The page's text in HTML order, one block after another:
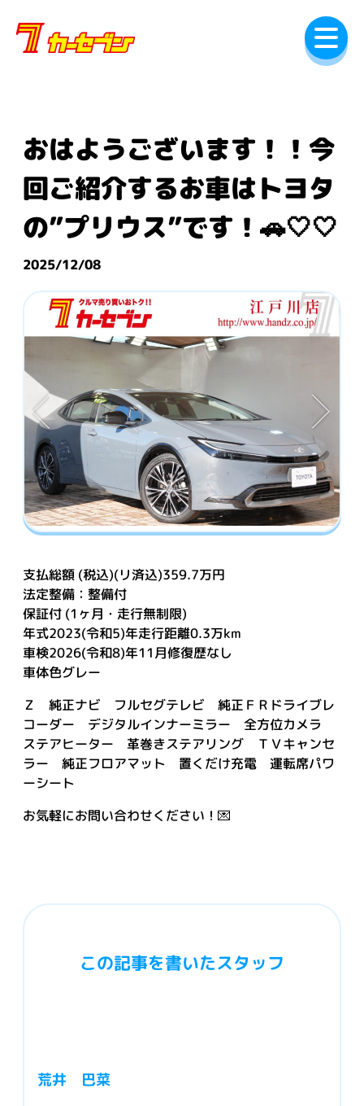
容
おはようございます！！今
回ご紹介するお車はトヨタ
の”プリウス”です！🚗🤍🤍
2025/12/08
支払総額 (税込)(リ済込)359.7万円
法定整備：整備付
保証付 (1ヶ月・走行無制限)
年式2023(令和5)年走行距離0.3万km
車検2026(令和8)年11月修復歴なし
車体色グレー
Ｚ 純正ナビ フルセグテレビ 純正ＦＲドライブレ
コーダー デジタルインナーミラー 全方位カメラ
ステアヒーター 革巻きステアリング ＴＶキャンセ
ラー 純正フロアマット 置くだけ充電 運転席パワ
ーシート
お気軽にお問い合わせください！💌
この記事を書いたスタッフ
荒井 巴菜